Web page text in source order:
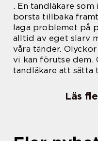
. En tandläkare
borsta tillbaka
laga problemet på
alltid av eget slarv
våra tänder.
vi kan förutse dem.
tandläkare att sätta
Läs